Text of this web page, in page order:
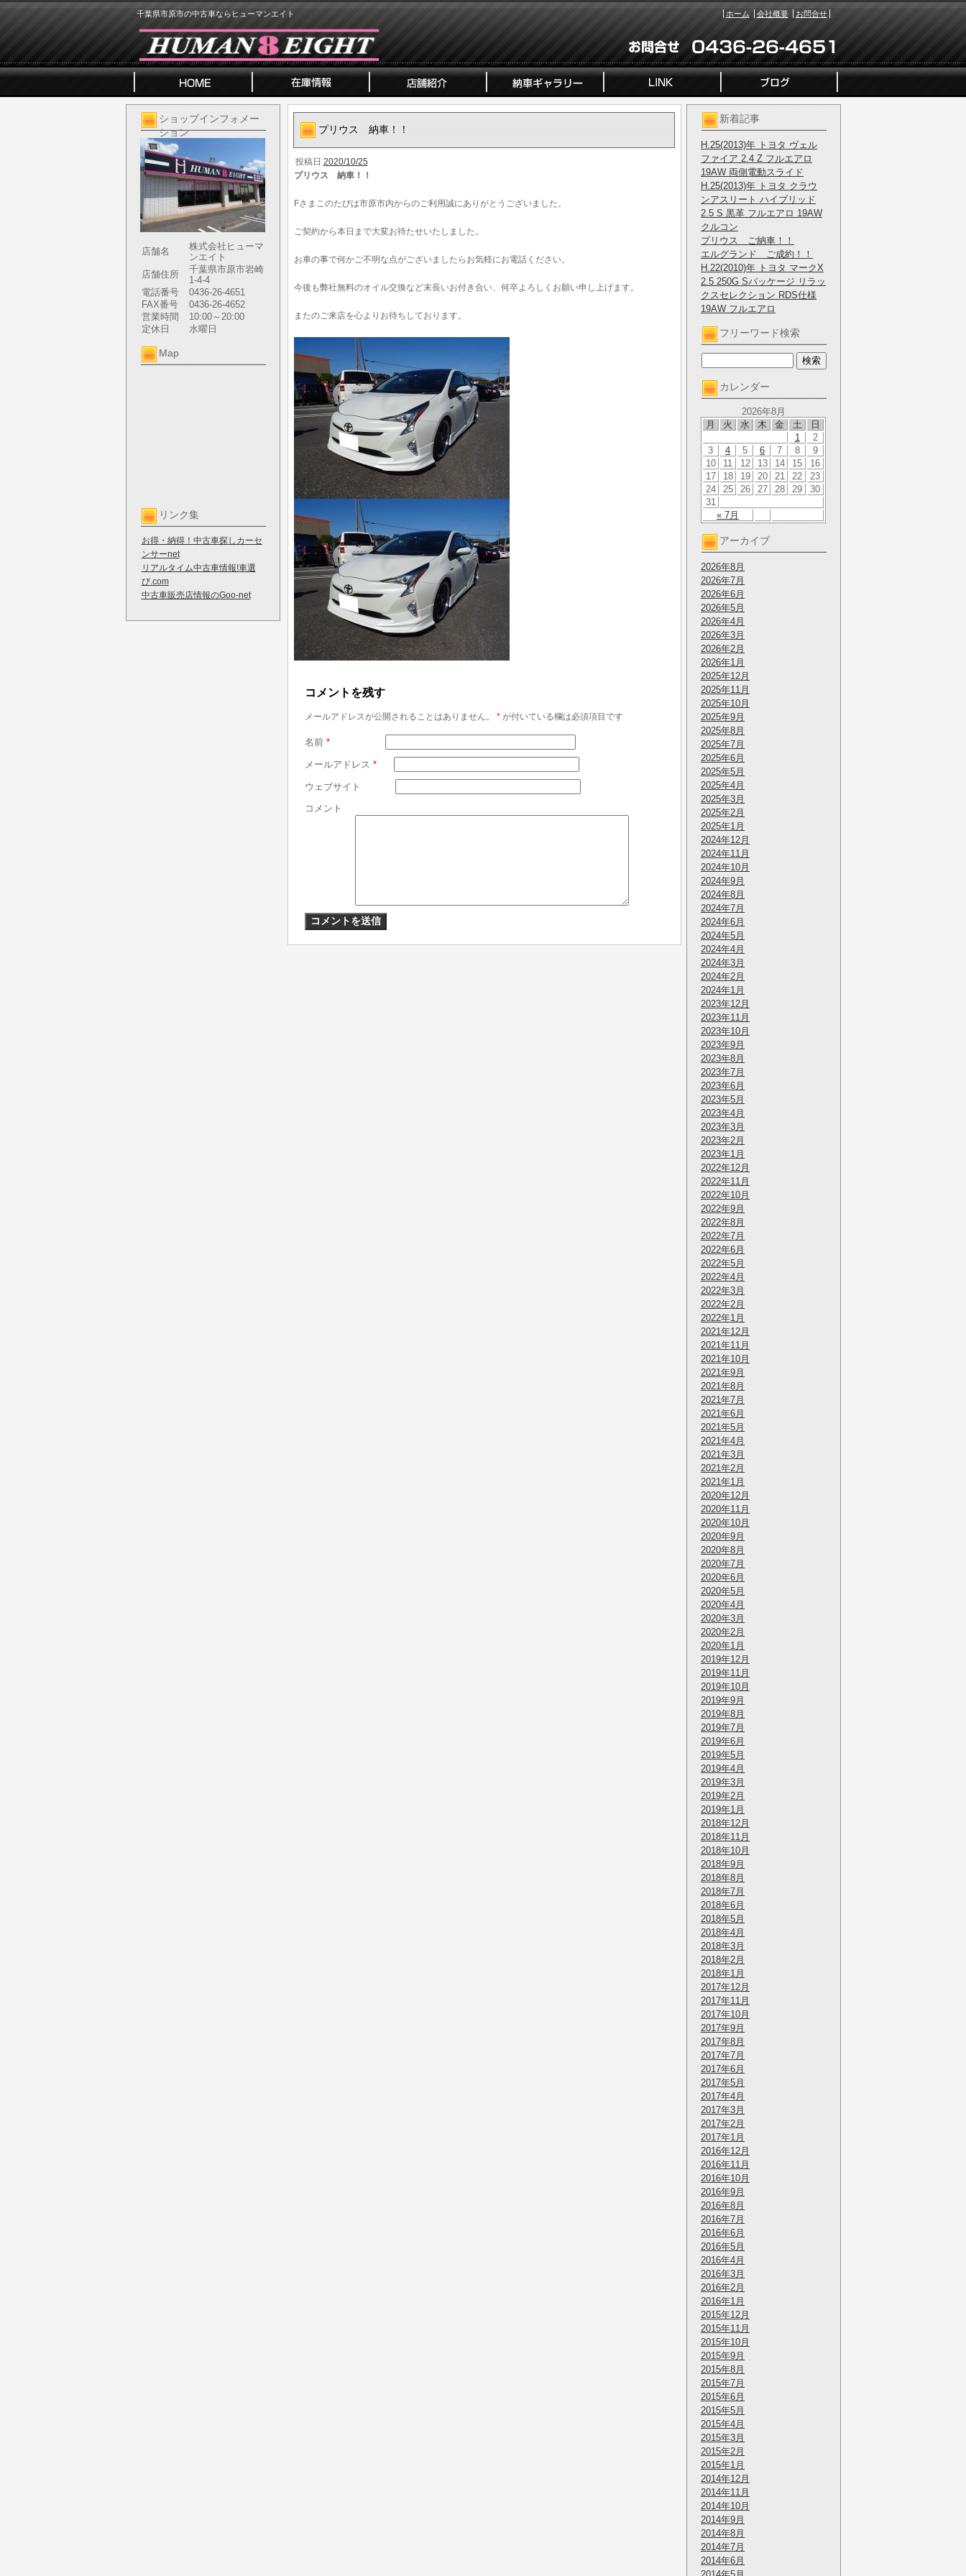
千葉県市原市の中古車ならヒューマンエイト ホーム 会社概要 お問合せ
ショップインフォメー
ション
店舗名
株式会社ヒューマ
ンエイト
店舗住所
千葉県市原市岩崎
1-4-4
電話番号
0436-26-4651
FAX番号
0436-26-4652
営業時間
10:00～20:00
定休日
水曜日
Map
リンク集
お得・納得！中古車探しカーセ
ンサーnet
リアルタイム中古車情報!車選
び.com
中古車販売店情報のGoo-net
新着記事
H.25(2013)年 トヨタ ヴェル
ファイア 2.4 Z フルエアロ
19AW 両側電動スライド
H.25(2013)年 トヨタ クラウ
ンアスリート ハイブリッド
2.5 S 黒革 フルエアロ 19AW
クルコン
プリウス ご納車！！
エルグランド ご成約！！
H.22(2010)年 トヨタ マークX
2.5 250G Sパッケージ リラッ
クスセレクション RDS仕様
19AW フルエアロ
フリーワード検索
カレンダー
2026年8月
月
火 水 木 金 土 日
« 7月
1
2
3
4 5 6 7 8
9
10
11 12 13 14 15
16
17
18 19 20 21 22
23
24
25 26 27 28 29
30
31
アーカイブ
2026年8月
2026年7月
2026年6月
2026年5月
2026年4月
2026年3月
2026年2月
2026年1月
2025年12月
2025年11月
2025年10月
2025年9月
2025年8月
2025年7月
2025年6月
2025年5月
2025年4月
2025年3月
2025年2月
2025年1月
2024年12月
2024年11月
2024年10月
2024年9月
2024年8月
2024年7月
2024年6月
2024年5月
2024年4月
2024年3月
2024年2月
2024年1月
2023年12月
2023年11月
2023年10月
2023年9月
2023年8月
2023年7月
2023年6月
2023年5月
2023年4月
2023年3月
2023年2月
2023年1月
2022年12月
2022年11月
2022年10月
2022年9月
2022年8月
2022年7月
2022年6月
2022年5月
2022年4月
2022年3月
2022年2月
2022年1月
2021年12月
2021年11月
2021年10月
2021年9月
2021年8月
2021年7月
2021年6月
2021年5月
2021年4月
2021年3月
2021年2月
2021年1月
2020年12月
2020年11月
2020年10月
2020年9月
2020年8月
2020年7月
2020年6月
2020年5月
2020年4月
2020年3月
2020年2月
2020年1月
2019年12月
2019年11月
2019年10月
2019年9月
2019年8月
2019年7月
2019年6月
2019年5月
2019年4月
2019年3月
2019年2月
2019年1月
2018年12月
2018年11月
2018年10月
2018年9月
2018年8月
2018年7月
2018年6月
2018年5月
2018年4月
2018年3月
2018年2月
2018年1月
2017年12月
2017年11月
2017年10月
2017年9月
2017年8月
2017年7月
2017年6月
2017年5月
2017年4月
2017年3月
2017年2月
2017年1月
2016年12月
2016年11月
2016年10月
2016年9月
2016年8月
2016年7月
2016年6月
2016年5月
2016年4月
2016年3月
2016年2月
2016年1月
2015年12月
2015年11月
2015年10月
2015年9月
2015年8月
2015年7月
2015年6月
2015年5月
2015年4月
2015年3月
2015年2月
2015年1月
2014年12月
2014年11月
2014年10月
2014年9月
2014年8月
2014年7月
2014年6月
プリウス 納車！！
投稿日 2020/10/25
プリウス 納車！！
Fさまこのたびは市原市内からのご利用誠にありがとうございました。
ご契約から本日まで大変お待たせいたしました。
お車の事で何かご不明な点がございましたらお気軽にお電話ください。
今後も弊社無料のオイル交換など末長いお付き合い、何卒よろしくお願い申し上げます。
またのご来店を心よりお待ちしております。
コメントを残す
メールアドレスが公開されることはありません。 *が付いている欄は必須項目です
名前 *
メールアドレス *
ウェブサイト
コメント